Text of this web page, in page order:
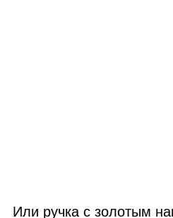
Или ручка с золотым